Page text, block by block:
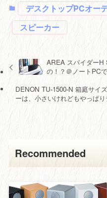
デスクトップPCオー
スピーカー
AREA スパイダーH
の！？＠ノートPC
DENON TU-1500-N 箱庭サイ
ーは、小さいけれどもやっぱ
Recommended